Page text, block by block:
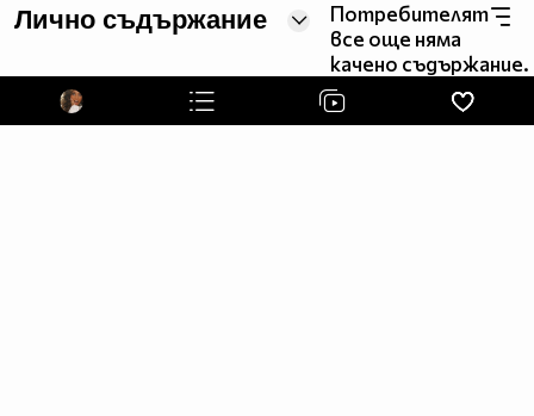
Лично съдържание
Потребителят
все още няма
качено съдържание.